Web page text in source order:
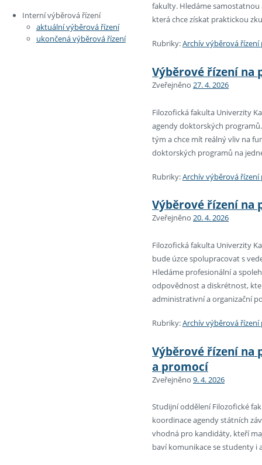
Interní výběrová řízení
aktuální výběrová řízení
ukončená výběrová řízení
fakulty. Hledáme
která chce získat praktickou
Rubriky:Archív výběrová
Výběrové řízení na
Zveřejněno 27. 4. 2026
Filozofická fakulta Univerzity
agendy doktorských
tým a chce mít reálný vliv na
doktorských programů na
Rubriky:Archív výběrová
Výběrové řízení na
Zveřejněno 20. 4. 2026
Filozofická fakulta Univerzity
bude úzce spolupracovat s
Hledáme profesionální a
odpovědnost a diskrétnost,
administrativní a organizační
Rubriky:Archív výběrová
Výběrové řízení na
a promocí
Zveřejněno 9. 4. 2026
Studijní oddělení Filozofické
koordinace agendy státních
vhodná pro kandidáty, kteří
baví komunikace se studenty i